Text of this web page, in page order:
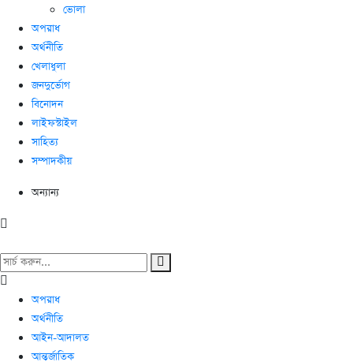
ভোলা
অপরাধ
অর্থনীতি
খেলাধুলা
জনদুর্ভোগ
বিনোদন
লাইফস্টাইল
সাহিত্য
সম্পাদকীয়
অন্যান্য
অপরাধ
অর্থনীতি
আইন-আদালত
আন্তর্জাতিক